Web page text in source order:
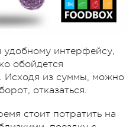
интерфейсу,
обойдется
Исходя из суммы, можно
отказаться.
стоит потратить на